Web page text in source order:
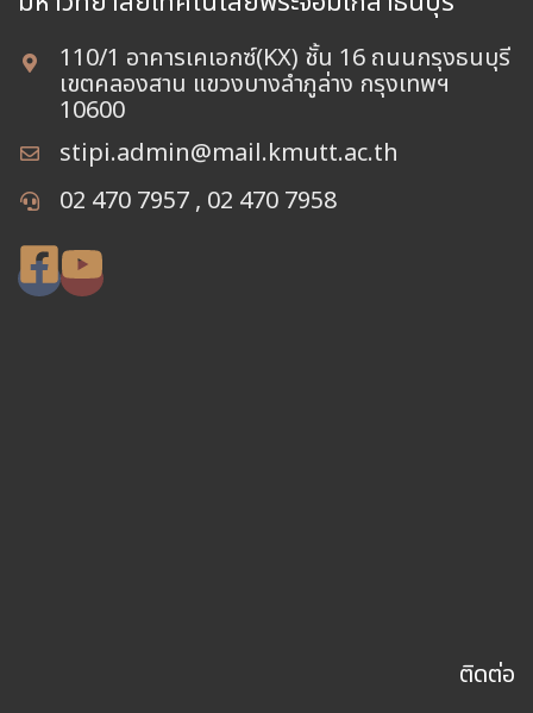
110/1 อาคารเคเอกซ์(KX) ชั้น 16 ถนนกรุงธนบุรี
เขตคลองสาน แขวงบางลำภูล่าง กรุงเทพฯ
10600
stipi.admin@mail.kmutt.ac.th
02 470 7957 , 02 470 7958
ติดต่อ